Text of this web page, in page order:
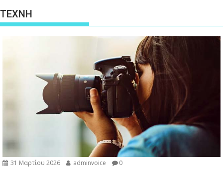
ΤΕΧΝΗ
31 Μαρτίου 2026 adminvoice 0